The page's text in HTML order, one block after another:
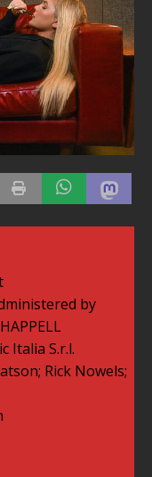
by
Italia S.r.l.
Rick Nowels;